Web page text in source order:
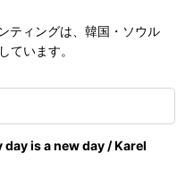
ティングは、韓国・ソウル
ています。
is a new day / Karel